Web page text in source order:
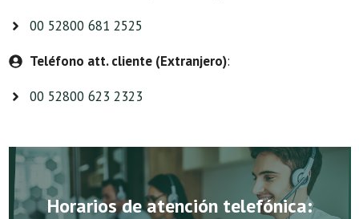
00 52800 681 2525
Teléfono att. cliente (Extranjero):
00 52800 623 2323
Horarios de atención telefónica: